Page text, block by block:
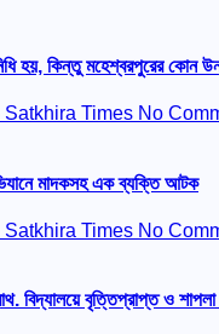
হয়, কিন্তু মহেশ্বরপুরের কোন
Satkhira Times No
মাদকসহ এক ব্যক্তি আটক
Satkhira Times No
বিদ্যালয়ে বৃত্তিপ্রাপ্ত ও